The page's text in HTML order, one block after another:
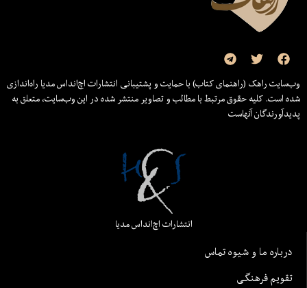
وب‌سایت راهک (راهنمای کتاب) با حمایت و پشتیبانی انتشارات اچ‌اند‌اس مدیا راه‌اندازی
شده است. کلیه حقوق مرتبط با مطالب و تصاویر منتشر شده در این وب‌سایت، متعلق به
پدیدآورندگان آنهاست
انتشارات اچ‌اند‌اس مدیا
درباره ما و شیوه تماس
تقویم فرهنگی